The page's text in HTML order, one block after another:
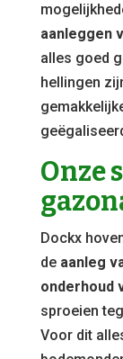
aanleggen
alles goed
hellingen
Onze
Dockx
de aanleg
onderhoud
sproeien
Voor dit